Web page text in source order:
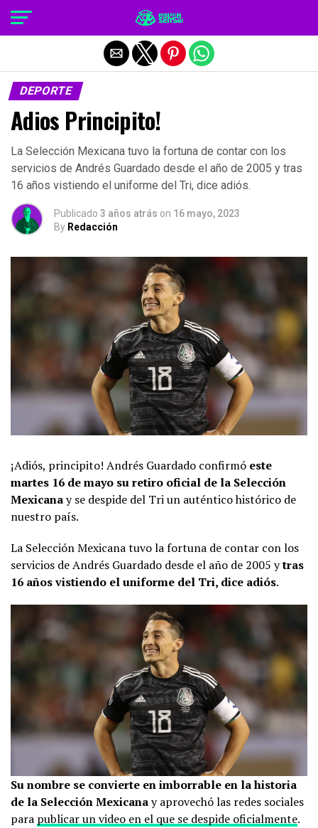
DEPORTE
Adios Principito!
La Selección Mexicana tuvo la fortuna de contar con los
servicios de Andrés Guardado desde el año de 2005 y tras
16 años vistiendo el uniforme del Tri, dice adiós.
Publicado 3 años atrás on 16 mayo, 2023
By Redacción
¡Adiós, principito! Andrés Guardado confirmó este
martes 16 de mayo su retiro oficial de la Selección
Mexicanay se despide del Tri un auténtico histórico de
nuestro país.
La Selección Mexicana tuvo la fortuna de contar con los
servicios de Andrés Guardado desde el año de 2005 ytras
16 años vistiendo el uniforme del Tri, dice adiós.
Su nombre se convierte en imborrable en la historia
de la Selección Mexicanay aprovechó las redes sociales
para publicar un video en el que se despide oficialmente.
Salir de la versión móvil